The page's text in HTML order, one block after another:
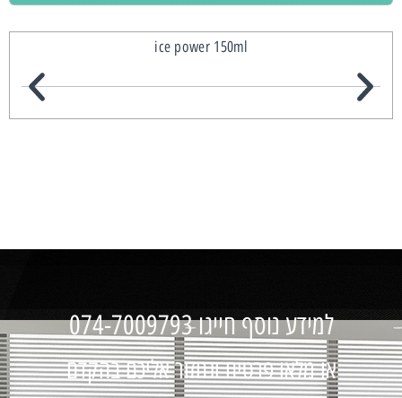
ice power 150ml
למידע נוסף חייגו 074-7009793
או מלאו פרטים ונחזור אליכם בהקדם